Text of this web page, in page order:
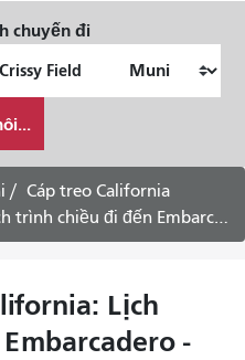
chuyến đi
muốn
nào
Cáp treo California
chiều đi đến Embarcadero -
Lịch
-